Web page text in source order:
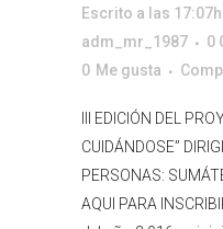
Escrito a las 17:07h
adm_mr_1987
0
0 Me gusta
III EDICIÓN DEL
CUIDÁNDOSE”
PERSONAS:
AQUI PARA